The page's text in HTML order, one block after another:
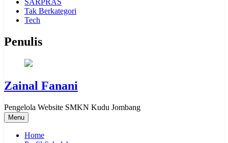
SARPRAS
Tak Berkategori
Tech
Penulis
Zainal Fanani
Pengelola Website SMKN Kudu Jombang
Menu
Home